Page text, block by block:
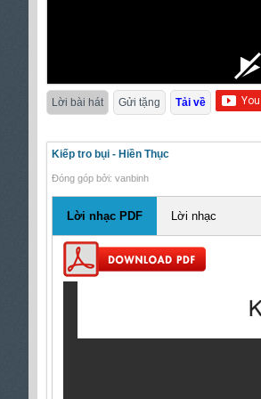
Lời bài hát Gửi tặng Tải về
Kiếp tro bụi - Hiền Thục
Đóng góp bởi: vanbinh
Lời nhạc PDF Lời nhạc